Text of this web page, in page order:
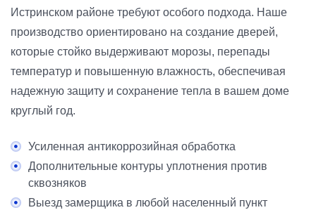
Истринском районе требуют особого подхода. Наше
производство ориентировано на создание дверей,
которые стойко выдерживают морозы, перепады
температур и повышенную влажность, обеспечивая
надежную защиту и сохранение тепла в вашем доме
круглый год.
Усиленная антикоррозийная обработка
Дополнительные контуры уплотнения против
сквозняков
Выезд замерщика в любой населенный пункт